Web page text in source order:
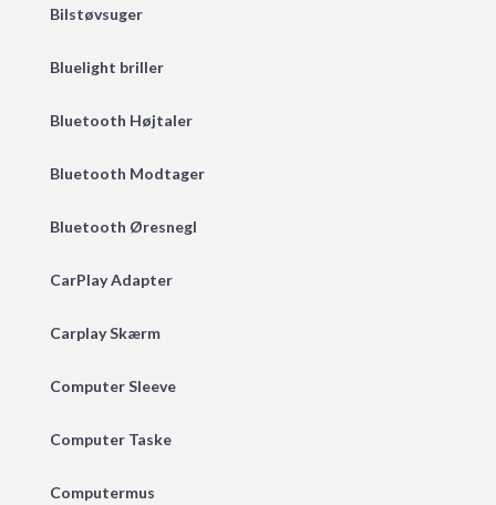
Bilstøvsuger
Bluelight briller
Bluetooth Højtaler
Bluetooth Modtager
Bluetooth Øresnegl
CarPlay Adapter
Carplay Skærm
Computer Sleeve
Computer Taske
Computermus